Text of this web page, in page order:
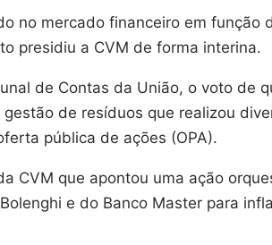
no mercado financeiro em função
presidiu a CVM de forma interina.
de Contas da União, o voto de
de resíduos que realizou
pública de ações (OPA).
CVM que apontou uma ação
e do Banco Master para